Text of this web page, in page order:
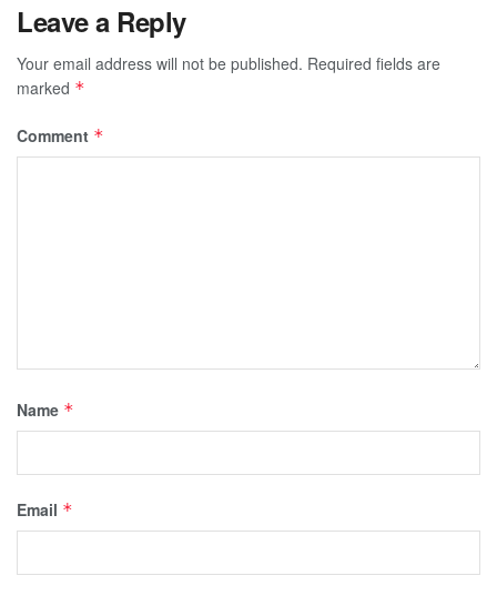
Leave a Reply
Your email address will not be published. Required fields are
marked *
Comment *
Name *
Email *